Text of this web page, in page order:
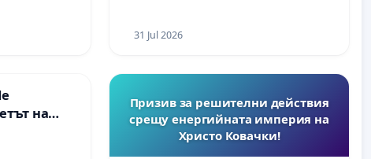
31 Jul 2026
на
и
Призив за решителни действия
срещу енергийната империя на
Христо Ковачки!